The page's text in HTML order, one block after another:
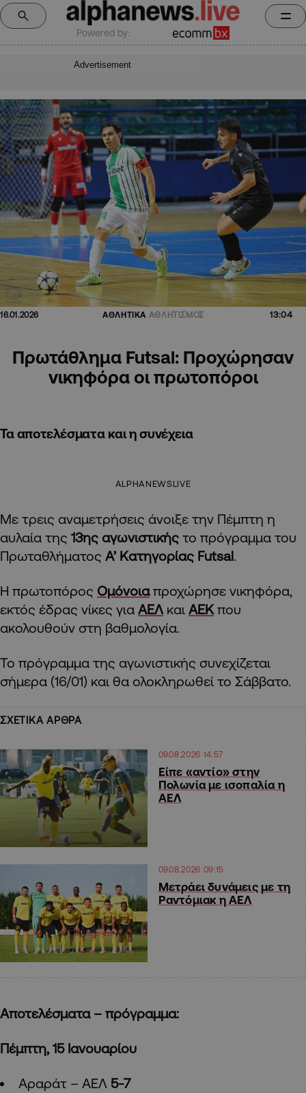
Powered by:
Advertisement
16.01.2026 ΑΘΛΗΤΙΚΑ ΑΘΛΗΤΙΣΜΟΣ 13:04
Πρωτάθλημα Futsal: Προχώρησαν
νικηφόρα οι πρωτοπόροι
Τα αποτελέσματα και η συνέχεια
ALPHANEWSLIVE
Με τρεις αναμετρήσεις άνοιξε την Πέμπτη η
αυλαία της 13ης αγωνιστικής το πρόγραμμα του
Πρωταθλήματος Α’ Κατηγορίας Futsal.
Η πρωτοπόρος Ομόνοιαπροχώρησε νικηφόρα,
εκτός έδρας νίκες για ΑΕΛ και ΑΕΚπου
ακολουθούν στη βαθμολογία.
Το πρόγραμμα της αγωνιστικής συνεχίζεται
σήμερα (16/01) και θα ολοκληρωθεί το Σάββατο.
ΣΧΕΤΙΚΑ ΑΡΘΡΑ
09.08.2026 14:57
Είπε «αντίο» στην
Πολωνία με ισοπαλία η
ΑΕΛ
09.08.2026 09:15
Μετράει δυνάμεις με τη
Ραντόμιακ η ΑΕΛ
Αποτελέσματα – πρόγραμμα:
Πέμπτη, 15 Ιανουαρίου
Αραράτ – ΑΕΛ 5-7